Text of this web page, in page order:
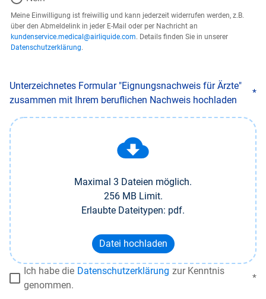
Meine Einwilligung ist freiwillig und kann jederzeit widerrufen werden, z.B.
über den Abmeldelink in jeder E-Mail oder per Nachricht an
kundenservice.medical@airliquide.com. Details finden Sie in unserer
Datenschutzerklärung.
Unterzeichnetes Formular "Eignungsnachweis für Ärzte"
zusammen mit Ihrem beruflichen Nachweis hochladen
Maximal 3 Dateien möglich.
256 MB Limit.
Erlaubte Dateitypen: pdf.
Datei hochladen
Ich habe die Datenschutzerklärung zur Kenntnis
genommen.